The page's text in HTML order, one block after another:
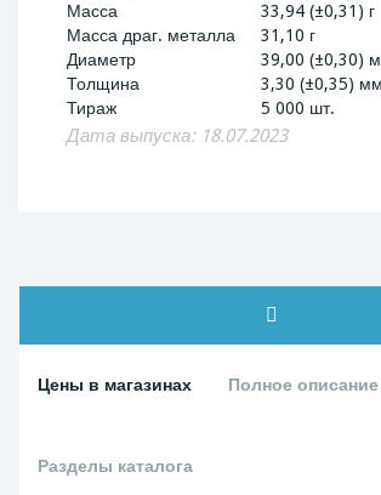
Масса
33,94 (±0,31) г
Масса драг. металла
31,10 г
Диаметр
39,00 (±0,30)
Толщина
3,30 (±0,35) мм
Тираж
5 000 шт.
Дата выпуска: 18.07.2023
Цены в магазинах Полное описание
Разделы каталога